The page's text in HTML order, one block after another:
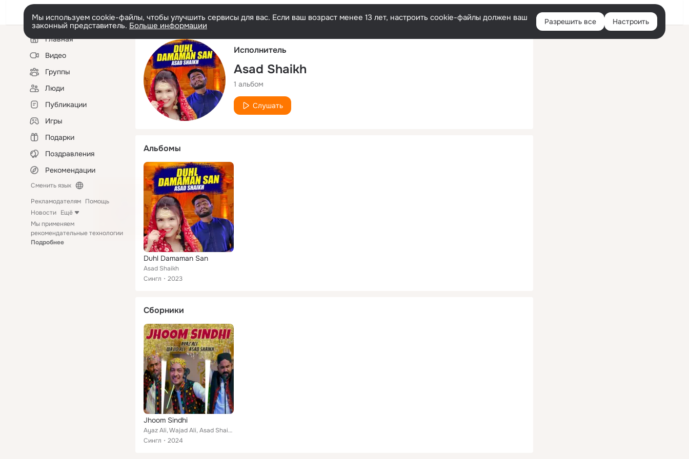
Русский Войти
Мы используем cookie-файлы, чтобы улучшить сервисы для вас. Если ваш возраст менее 13 лет, настроить cookie-файлы должен ваш
законный представитель. Больше информации Разрешить все Настроить
Левая
колонкаГлавная
Видео
Группы
Люди
Публикации
Игры
Подарки
Поздравления
Рекомендации
Сменить язык
Рекламодателям Помощь
Новости Ещё
Мы применяем
рекомендательные технологии
Подробнее
Исполнитель
Asad Shaikh
1 альбом
Слушать
Альбомы
Duhl Damaman San
Asad Shaikh
Сингл
2023
Сборники
Jhoom Sindhi
Ayaz Ali, Wajad Ali, Asad Shaikh
Сингл
2024